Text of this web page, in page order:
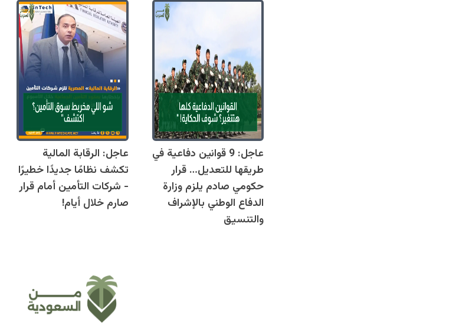
عاجل: 9 قوانين دفاعية في
طريقها للتعديل… قرار
حكومي صادم يلزم وزارة
الدفاع الوطني بالإشراف
والتنسيق
عاجل: الرقابة المالية
تكشف نظامًا جديدًا خطيرًا
- شركات التأمين أمام قرار
صارم خلال أيام!